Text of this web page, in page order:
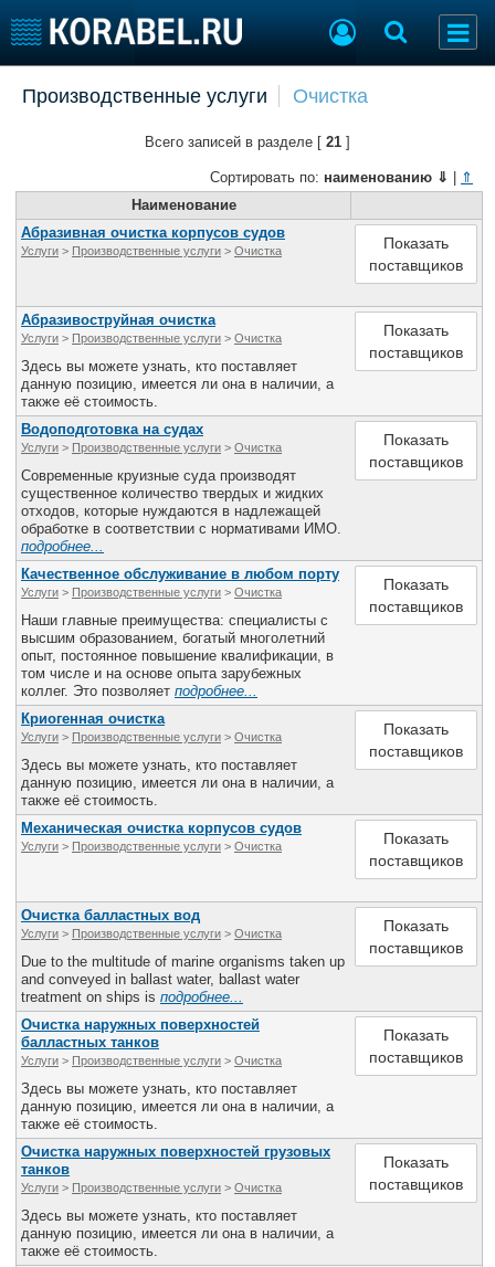
Репутация
Работа
Журнал
Реклама
Доска объявлений
Продажа флота
Оборудование
Изделия
Материалы
Конференции
Выставки и семинары
Личности
Словарь
Форум
Отзывы
Все службы
Производственные услуги Очистка
Всего записей в разделе [ 21 ]
Сортировать по: наименованию ⇓
⇑
Наименование
Абразивная очистка корпусов судов
Услуги > Производственные услуги > Очистка
Показать
поставщиков
Абразивоструйная очистка
Услуги > Производственные услуги > Очистка
Здесь вы можете узнать, кто поставляет
данную позицию, имеется ли она в наличии, а
также её стоимость.
Показать
поставщиков
Водоподготовка на судах
Услуги > Производственные услуги > Очистка
Современные круизные суда производят
существенное количество твердых и жидких
отходов, которые нуждаются в надлежащей
обработке в соответствии с нормативами ИМО.
подробнее...
Показать
поставщиков
Качественное обслуживание в любом порту
Услуги > Производственные услуги > Очистка
Наши главные преимущества: специалисты с
высшим образованием, богатый многолетний
опыт, постоянное повышение квалификации, в
том числе и на основе опыта зарубежных
коллег. Это позволяет подробнее...
Показать
поставщиков
Криогенная очистка
Услуги > Производственные услуги > Очистка
Здесь вы можете узнать, кто поставляет
данную позицию, имеется ли она в наличии, а
также её стоимость.
Показать
поставщиков
Механическая очистка корпусов судов
Услуги > Производственные услуги > Очистка
Показать
поставщиков
Очистка балластных вод
Услуги > Производственные услуги > Очистка
Due to the multitude of marine organisms taken up
and conveyed in ballast water, ballast water
treatment on ships is подробнее...
Показать
поставщиков
Очистка наружных поверхностей
балластных танков
Услуги > Производственные услуги > Очистка
Здесь вы можете узнать, кто поставляет
данную позицию, имеется ли она в наличии, а
также её стоимость.
Показать
поставщиков
Очистка наружных поверхностей грузовых
танков
Услуги > Производственные услуги > Очистка
Здесь вы можете узнать, кто поставляет
данную позицию, имеется ли она в наличии, а
также её стоимость.
Показать
поставщиков